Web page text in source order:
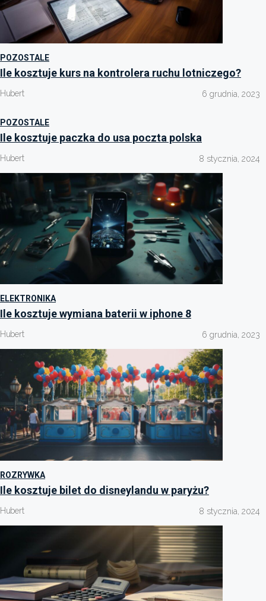
POZOSTALE
Ile kosztuje kurs na kontrolera ruchu lotniczego?
Hubert 6 grudnia, 2023
POZOSTALE
Ile kosztuje paczka do usa poczta polska
Hubert 8 stycznia, 2024
ELEKTRONIKA
Ile kosztuje wymiana baterii w iphone 8
Hubert 6 grudnia, 2023
ROZRYWKA
Ile kosztuje bilet do disneylandu w paryżu?
Hubert 8 stycznia, 2024